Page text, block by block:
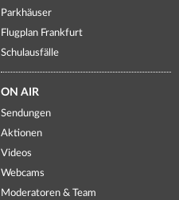
Parkhäuser
Flugplan Frankfurt
Schulausfälle
ON AIR
Sendungen
Aktionen
Videos
Webcams
Moderatoren & Team